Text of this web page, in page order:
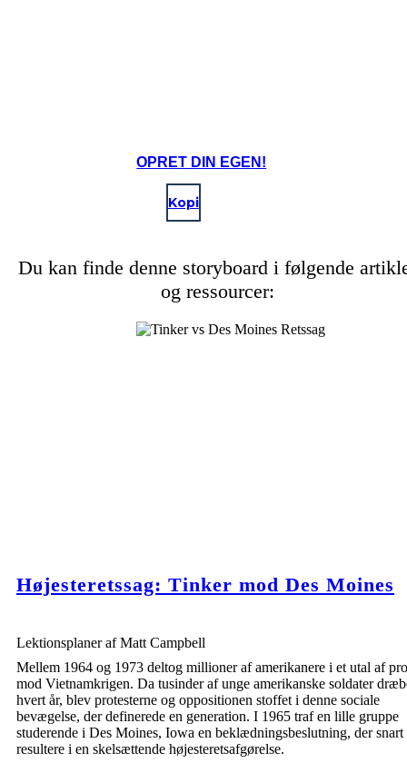
OPRET DIN EGEN!
Kopi
Du kan finde denne storyboard i følgende
og ressourcer:
Højesteretssag: Tinker mod Des Moines
Lektionsplaner af Matt Campbell
Mellem 1964 og 1973 deltog millioner af amerikanere i et utal af
mod Vietnamkrigen. Da tusinder af unge amerikanske soldater
hvert år, blev protesterne og oppositionen stoffet i denne sociale
bevægelse, der definerede en generation. I 1965 traf en lille gruppe
studerende i Des Moines, Iowa en beklædningsbeslutning, der
resultere i en skelsættende højesteretsafgørelse.